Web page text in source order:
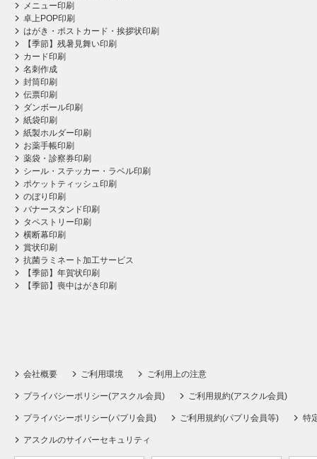
メニュー印刷
卓上POP印刷
はがき・ポストカード・挨拶状印刷
【季節】残暑見舞い印刷
カード印刷
名刺作成
封筒印刷
伝票印刷
ダンボール印刷
紙袋印刷
紙製ホルダー印刷
お薬手帳印刷
薬袋・診察券印刷
シール・ステッカー・ラベル印刷
ポケットティッシュ印刷
のぼり印刷
バナースタンド印刷
タペストリー印刷
横断幕印刷
賞状印刷
抗菌ラミネート加工サービス
【季節】年賀状印刷
【季節】喪中はがき印刷
会社概要 ご利用環境 ご利用上の注意
プライバシーポリシー(アスクル会員) ご利用規約(アスクル会員)
プライバシーポリシー(パプリ会員) ご利用規約(パプリ会員等) 特
アスクルのサイバーセキュリティ